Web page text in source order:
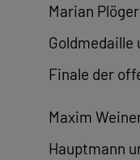
Marian
Finale der
Maxim
Hauptmann